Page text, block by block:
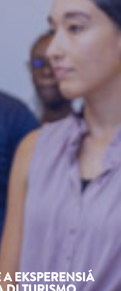
EKSPERENSIÁ